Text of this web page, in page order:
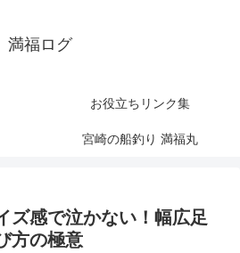
満福ログ
お役立ちリンク集
宮崎の船釣り 満福丸
ズ感で泣かない！幅広足
方の極意